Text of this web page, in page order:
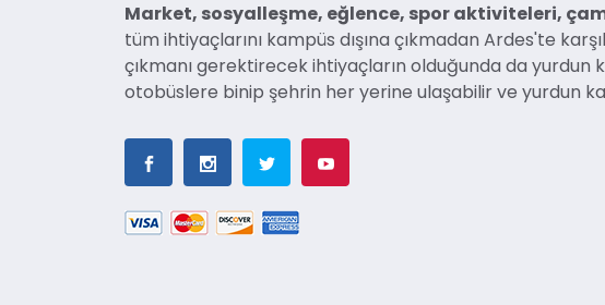
Market, sosyalleşme, eğlence, spor aktiviteleri,
tüm ihtiyaçlarını kampüs dışına çıkmadan Ardes'te
çıkmanı gerektirecek ihtiyaçların olduğunda da yurdun
otobüslere binip şehrin her yerine ulaşabilir ve yurdun